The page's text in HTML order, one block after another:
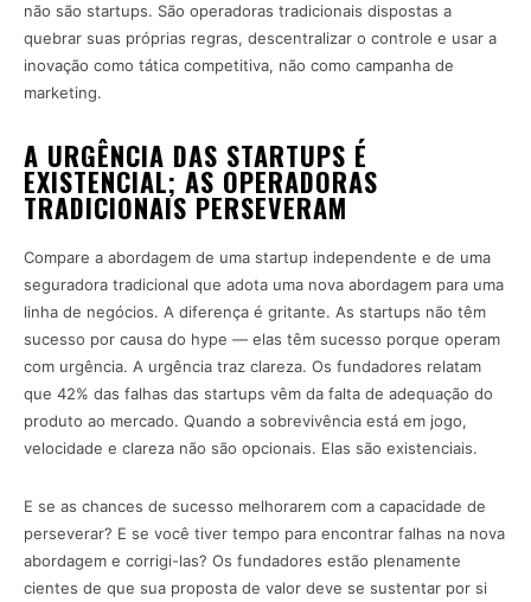
não são startups. São operadoras tradicionais dispostas a
quebrar suas próprias regras, descentralizar o controle e usar a
inovação como tática competitiva, não como campanha de
marketing.
A URGÊNCIA DAS STARTUPS É
EXISTENCIAL; AS OPERADORAS
TRADICIONAIS PERSEVERAM
Compare a abordagem de uma startup independente e de uma
seguradora tradicional que adota uma nova abordagem para uma
linha de negócios. A diferença é gritante. As startups não têm
sucesso por causa do hype — elas têm sucesso porque operam
com urgência. A urgência traz clareza. Os fundadores relatam
que 42% das falhas das startups vêm da falta de adequação do
produto ao mercado. Quando a sobrevivência está em jogo,
velocidade e clareza não são opcionais. Elas são existenciais.
E se as chances de sucesso melhorarem com a capacidade de
perseverar? E se você tiver tempo para encontrar falhas na nova
abordagem e corrigi-las? Os fundadores estão plenamente
cientes de que sua proposta de valor deve se sustentar por si